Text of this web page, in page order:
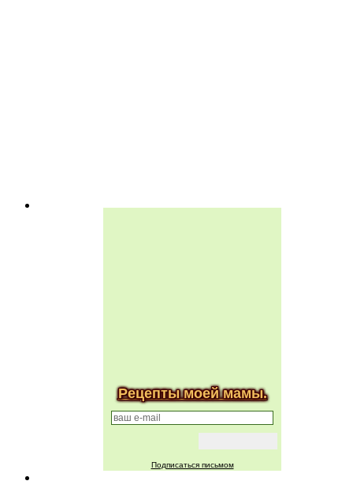
Рецепты моей мамы.
Подписаться письмом